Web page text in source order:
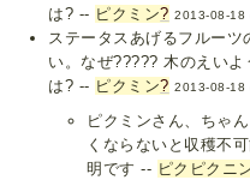
は? -- ピクミン? 2013-08-18
ステータスあげるフルー
い。なぜ????? 木のえい
は? -- ピクミン? 2013-08-18
ピクミンさん、ちゃ
くならないと収穫不
明です -- ピクピクニ